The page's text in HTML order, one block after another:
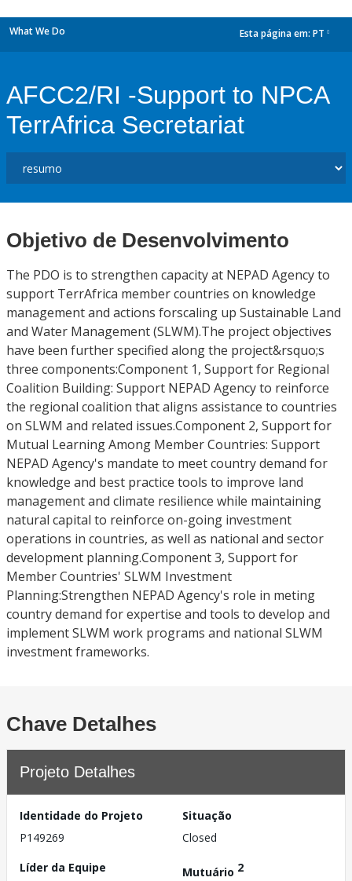
What We Do Esta página em: PT
AFCC2/RI -Support to NPCA
TerrAfrica Secretariat
Objetivo de Desenvolvimento
The PDO is to strengthen capacity at NEPAD Agency to
support TerrAfrica member countries on knowledge
management and actions forscaling up Sustainable Land
and Water Management (SLWM).The project objectives
have been further specified along the project&rsquo;s
three components:Component 1, Support for Regional
Coalition Building: Support NEPAD Agency to reinforce
the regional coalition that aligns assistance to countries
on SLWM and related issues.Component 2, Support for
Mutual Learning Among Member Countries: Support
NEPAD Agency's mandate to meet country demand for
knowledge and best practice tools to improve land
management and climate resilience while maintaining
natural capital to reinforce on-going investment
operations in countries, as well as national and sector
development planning.Component 3, Support for
Member Countries' SLWM Investment
Planning:Strengthen NEPAD Agency's role in meting
country demand for expertise and tools to develop and
implement SLWM work programs and national SLWM
investment frameworks.
Chave Detalhes
Projeto Detalhes
Identidade do Projeto
P149269
Situação
Closed
Líder da Equipe
Mutuário 2